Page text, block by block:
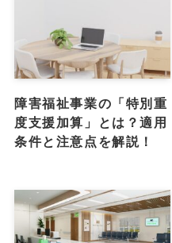
障害福祉事業の「特別重
度支援加算」とは？適用
条件と注意点を解説！